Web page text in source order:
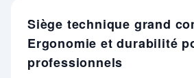
Siège technique grand
Ergonomie et durabilité
professionnels